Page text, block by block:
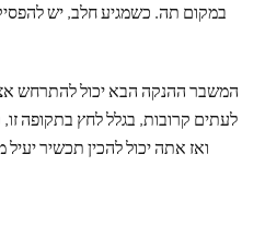
במקום תה. כשמגיע חלב, יש
לעתים קרובות, בגלל לחץ בתקופה